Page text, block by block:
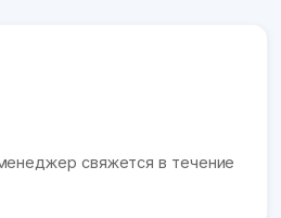
свяжется в течение